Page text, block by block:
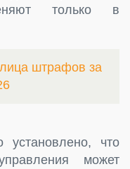
только в
штрафов за
установлено, что
может